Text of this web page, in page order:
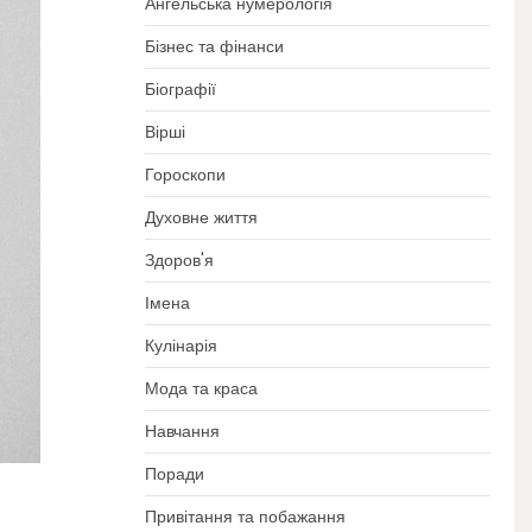
Бізнес та фінанси
Біографії
Вірші
Гороскопи
Духовне життя
Здоров'я
Імена
Кулінарія
Мода та краса
Навчання
Поради
Привітання та побажання